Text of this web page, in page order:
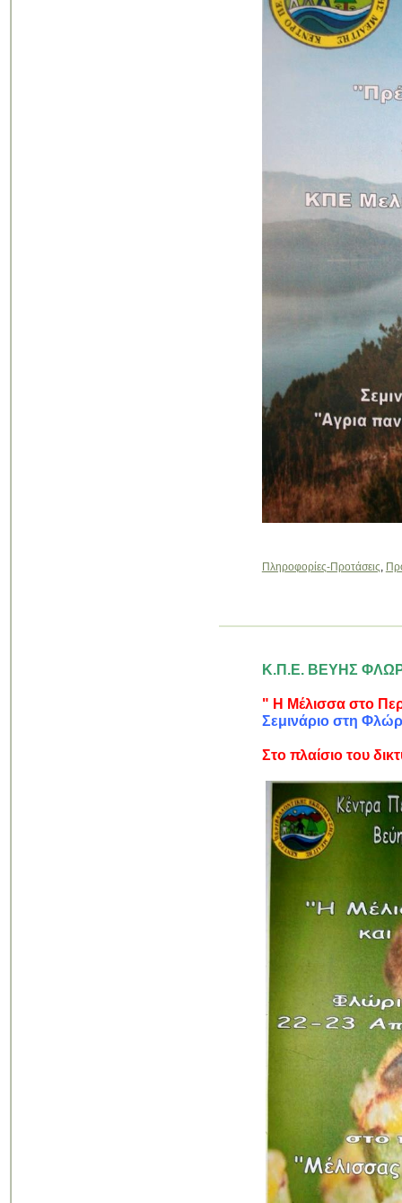
Πληροφορίες-Προτάσεις,
Κ.Π.Ε. ΒΕΥΗΣ
" Η Μέλισσα στο
Σεμινάριο στη
Στο πλαίσιο του